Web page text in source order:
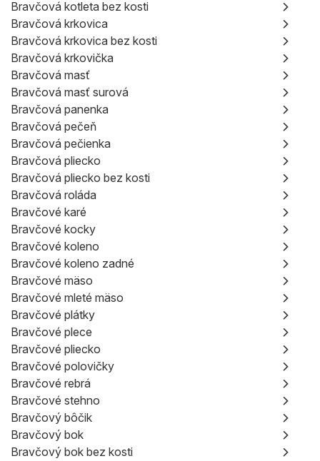
Bravčová kotleta bez kosti
Bravčová krkovica
Bravčová krkovica bez kosti
Bravčová krkovička
Bravčová masť
Bravčová masť surová
Bravčová panenka
Bravčová pečeň
Bravčová pečienka
Bravčová pliecko
Bravčová pliecko bez kosti
Bravčová roláda
Bravčové karé
Bravčové kocky
Bravčové koleno
Bravčové koleno zadné
Bravčové mäso
Bravčové mleté ​​mäso
Bravčové plátky
Bravčové plece
Bravčové pliecko
Bravčové polovičky
Bravčové rebrá
Bravčové stehno
Bravčový bôčik
Bravčový bok
Bravčový bok bez kosti